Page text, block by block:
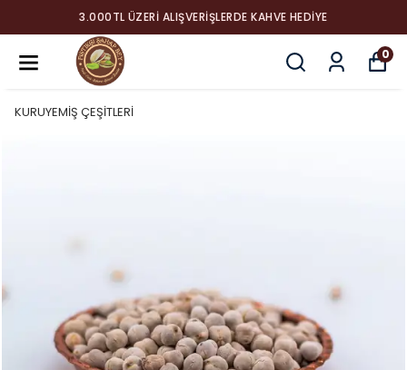
3.000TL ÜZERI ALIŞVERIŞLERDE KAHVE HEDIYE
0
KURUYEMİŞ ÇEŞİTLERİ